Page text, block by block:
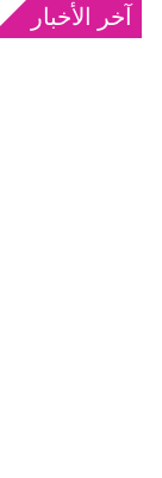
آخر الأخبار